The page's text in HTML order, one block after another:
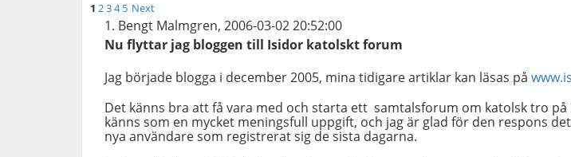
1 234 5 Next
Bengt Malmgren, 2006-03-02 20:52:00
Nu flyttar jag bloggen till Isidor katolskt forum
Jag började blogga i december 2005, mina tidigare artiklar kan läsas på
Det känns bra att få vara med och starta ett samtalsforum om katolsk tro
känns som en mycket meningsfull uppgift, och jag är glad för den respons
nya användare som registrerat sig de sista dagarna.